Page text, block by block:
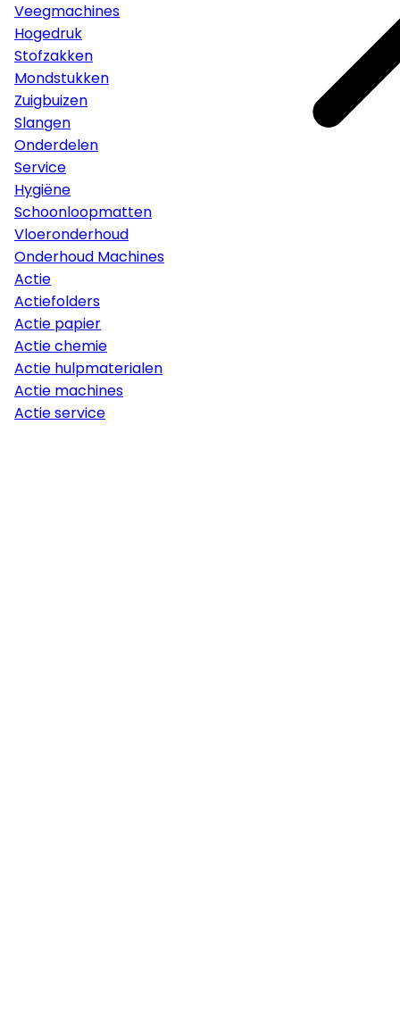
Veegmachines
Hogedruk
Stofzakken
Mondstukken
Zuigbuizen
Slangen
Onderdelen
Service
Hygiëne
Schoonloopmatten
Vloeronderhoud
Onderhoud Machines
Actie
Actiefolders
Actie papier
Actie chemie
Actie hulpmaterialen
Actie machines
Actie service